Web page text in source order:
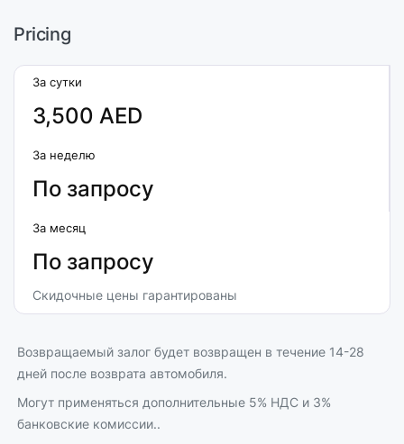
Pricing
За сутки
3,500 AED
За неделю
По запросу
За месяц
По запросу
Скидочные цены гарантированы
Возвращаемый залог будет возвращен в течение 14-28
дней после возврата автомобиля.
Могут применяться дополнительные 5% НДС и 3%
банковские комиссии..